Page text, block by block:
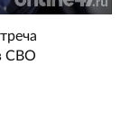
СВО